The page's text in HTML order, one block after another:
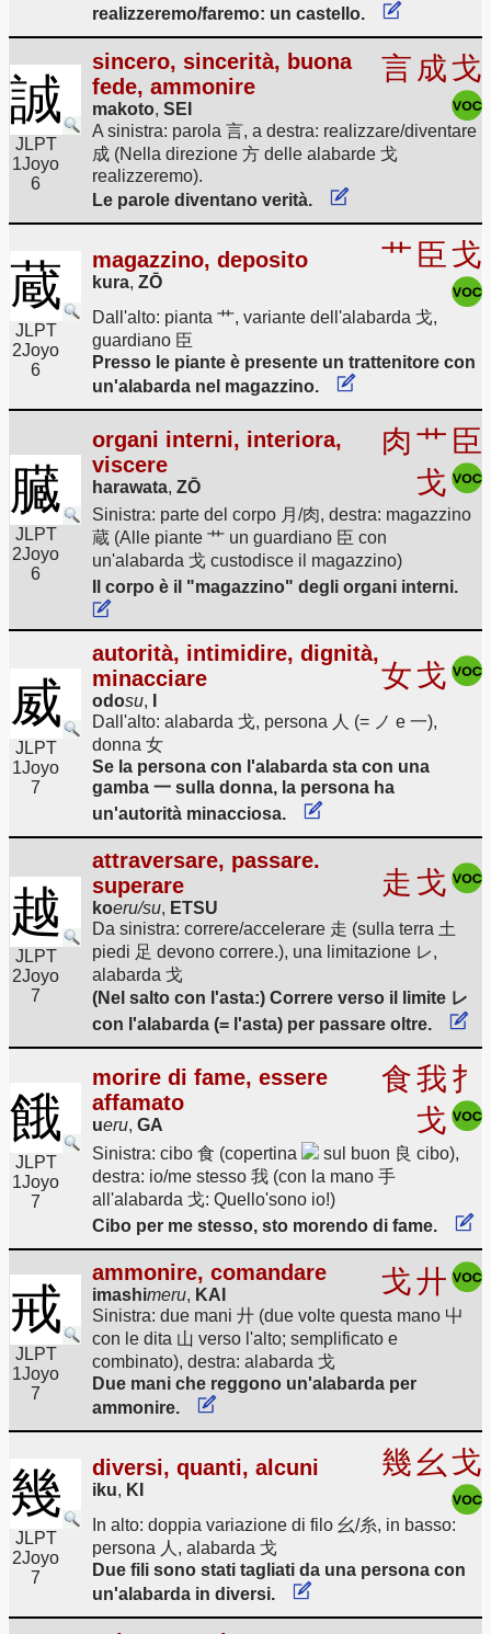
realizzeremo/faremo: un castello.
誠
JLPT
1Joyo
6
sincero, sincerità, buona
fede, ammonire
makoto, SEI
言 成戈
A sinistra: parola 言, a destra: realizzare/diventare
成 (Nella direzione 方 delle alabarde 戈
realizzeremo).
Le parole diventano verità.
蔵
JLPT
2Joyo
6
magazzino, deposito
kura, ZŌ
艹 臣戈
Dall'alto: pianta 艹, variante dell'alabarda 戈,
guardiano 臣
Presso le piante è presente un trattenitore con
un'alabarda nel magazzino.
臓
JLPT
2Joyo
6
organi interni, interiora,
viscere
harawata, ZŌ
肉艹 臣
戈
Sinistra: parte del corpo 月/肉, destra: magazzino
蔵 (Alle piante 艹 un guardiano 臣 con
un'alabarda 戈 custodisce il magazzino)
Il corpo è il "magazzino" degli organi interni.
威
JLPT
1Joyo
7
autorità, intimidire, dignità,
minacciare
odosu,
女戈
Dall'alto: alabarda 戈, persona 人 (= ノ e 一),
donna 女
Se la persona con l'alabarda sta con una
gamba 一 sulla donna, la persona ha
un'autorità minacciosa.
越
JLPT
2Joyo
7
attraversare, passare.
superare
koeru/su, ETSU
走戈
Da sinistra: correre/accelerare 走 (sulla terra 土
piedi 足 devono correre.), una limitazione レ,
alabarda 戈
(Nel salto con l'asta:) Correre verso il limite レ
con l'alabarda (= l'asta) per passare oltre.
餓
JLPT
1Joyo
7
morire di fame, essere
affamato
ueru, GA
食我扌
戈
Sinistra: cibo 食 (copertina
sul buon 良 cibo),
destra: io/me stesso 我 (con la mano 手
all'alabarda 戈: Quello'sono io!)
Cibo per me stesso, sto morendo di fame.
戒
JLPT
1Joyo
7
ammonire, comandare
imashimeru, KAI 戈廾
Sinistra: due mani 廾 (due volte questa mano 屮
con le dita 山 verso l'alto; semplificato e
combinato), destra: alabarda 戈
Due mani che reggono un'alabarda per
ammonire.
幾
JLPT
2Joyo
7
diversi, quanti, alcuni
iku, KI
幾幺 戈
In alto: doppia variazione di filo 幺/糸, in basso:
persona 人, alabarda 戈
Due fili sono stati tagliati da una persona con
un'alabarda in diversi.